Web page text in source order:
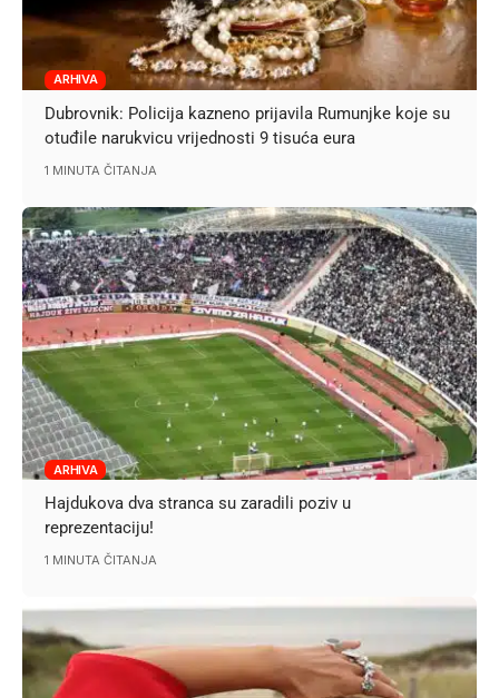
ARHIVA
Dubrovnik: Policija kazneno prijavila Rumunjke koje su
otuđile narukvicu vrijednosti 9 tisuća eura
1 MINUTA ČITANJA
ARHIVA
Hajdukova dva stranca su zaradili poziv u
reprezentaciju!
1 MINUTA ČITANJA